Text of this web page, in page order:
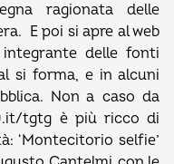
ragionata delle
E poi si apre al web
delle fonti
si forma, e in alcuni
Non a caso da
tgtg è più ricco di
‘Montecitorio selfie’